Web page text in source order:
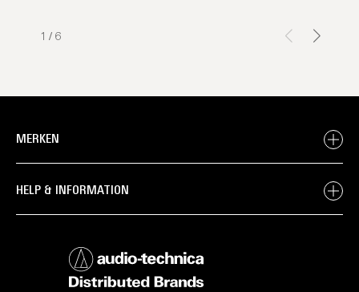
1 / 6
MERKEN
HELP & INFORMATION